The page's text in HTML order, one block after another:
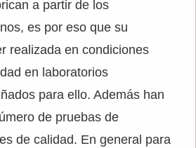
a partir de los
es por eso que su
realizada en condiciones
en laboratorios
para ello. Además han
de pruebas de
de calidad. En general para